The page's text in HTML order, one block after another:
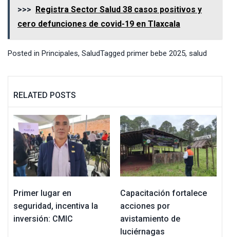
>>>
Registra Sector Salud 38 casos positivos y
cero defunciones de covid-19 en Tlaxcala
Posted in Principales, SaludTagged primer bebe 2025, salud
RELATED POSTS
Primer lugar en
seguridad, incentiva la
inversión: CMIC
Capacitación fortalece
acciones por
avistamiento de
luciérnagas